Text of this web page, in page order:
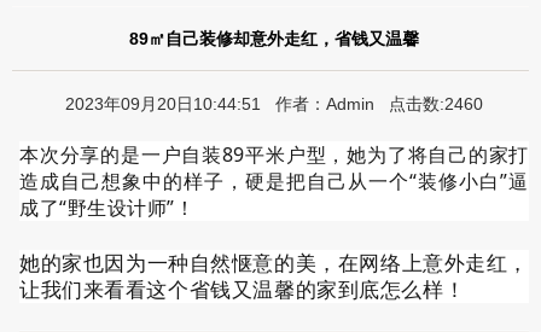
89㎡自己装修却意外走红，省钱又温馨
2023年09月20日10:44:51 作者：Admin 点击数:2460
本次分享的是一户自装89平米户型，她为了将自己的家打
造成自己想象中的样子，硬是把自己从一个“装修小白”逼
成了“野生设计师”！
她的家也因为一种自然惬意的美，在网络上意外走红，
让我们来看看这个省钱又温馨的家到底怎么样！